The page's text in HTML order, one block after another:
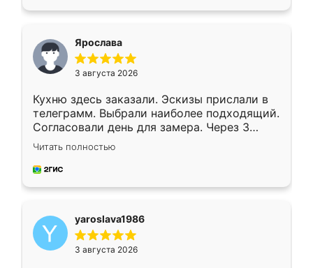
Ярослава
3 августа 2026
Кухню здесь заказали. Эскизы прислали в
телеграмм. Выбрали наиболее подходящий.
Согласовали день для замера. Через 3
недели кухня была уже готова. Остались
довольны работой. Спасибо Ренессанс
мебель за качественную работу!
Читать полностью
yaroslava1986
3 августа 2026